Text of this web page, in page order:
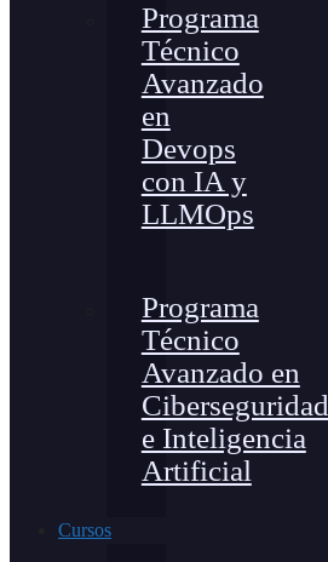
Programa
Técnico
Avanzado
en
Devops
con IA y
LLMOps
Programa
Técnico
Avanzado en
Ciberseguridad
e Inteligencia
Artificial
Cursos